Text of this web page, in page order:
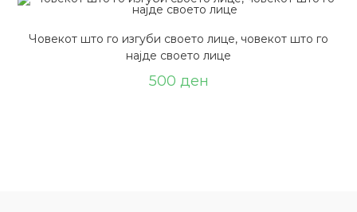
Човекот што го изгуби своето лице, човекот што го
најде своето лице
500 ден